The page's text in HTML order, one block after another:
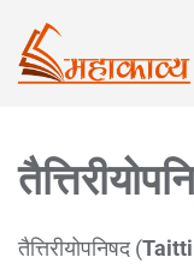
तैत्तिरीयोपनिषद (